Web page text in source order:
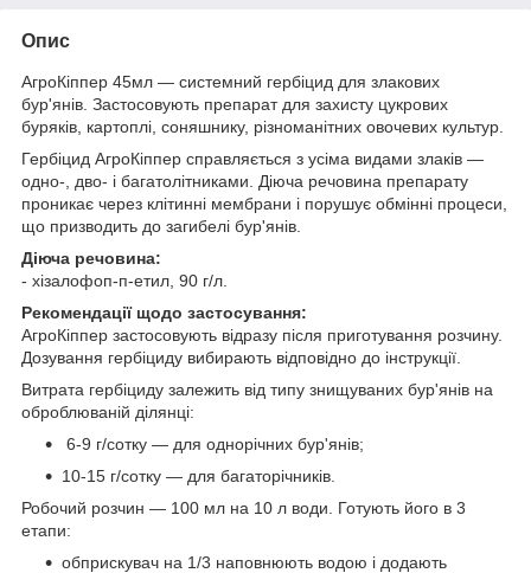
Опис
АгроКіппер 45мл — системний гербіцид для злакових
бур'янів. Застосовують препарат для захисту цукрових
буряків, картоплі, соняшнику, різноманітних овочевих культур.
Гербіцид АгроКіппер справляється з усіма видами злаків —
одно-, дво- і багатолітниками. Діюча речовина препарату
проникає через клітинні мембрани і порушує обмінні процеси,
що призводить до загибелі бур'янів.
Діюча речовина:
- хізалофоп-п-етил, 90 г/л.
Рекомендації щодо застосування:
АгроКіппер застосовують відразу після приготування розчину.
Дозування гербіциду вибирають відповідно до інструкції.
Витрата гербіциду залежить від типу знищуваних бур'янів на
оброблюваній ділянці:
6-9 г/сотку — для однорічних бур'янів;
10-15 г/сотку — для багаторічників.
Робочий розчин — 100 мл на 10 л води. Готують його в 3
етапи:
обприскувач на 1/3 наповнюють водою і додають